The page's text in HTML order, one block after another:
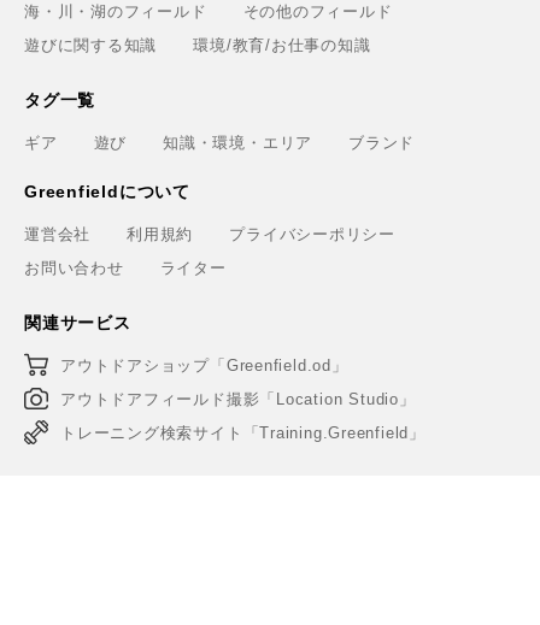
海・川・湖のフィールド
その他のフィールド
遊びに関する知識
環境/教育/お仕事の知識
タグ一覧
ギア 遊び 知識・環境・エリア ブランド
Greenfieldについて
運営会社 利用規約
プライバシーポリシー
お問い合わせ
ライター
関連サービス
アウトドアショップ「Greenfield.od」
アウトドアフィールド撮影「Location Studio」
トレーニング検索サイト「Training.Greenfield」